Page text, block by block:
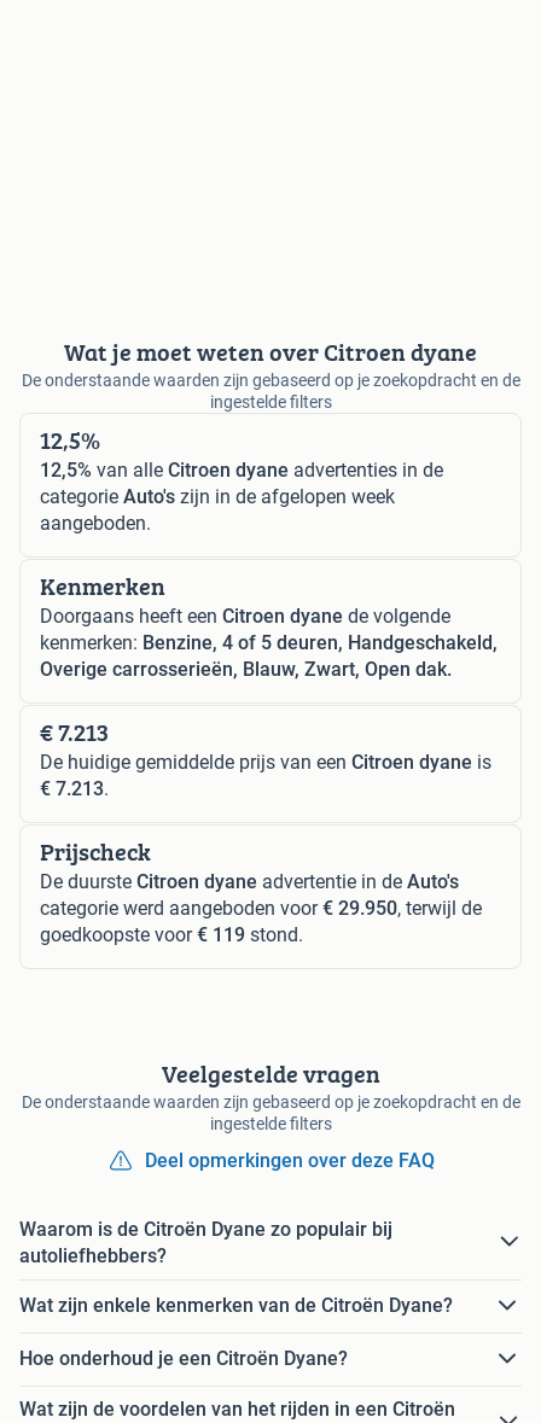
Wat je moet weten over Citroen dyane
De onderstaande waarden zijn gebaseerd op je zoekopdracht en de
ingestelde filters
12,5%
12,5% van alle Citroen dyane advertenties in de
categorie Auto's zijn in de afgelopen week
aangeboden.
Kenmerken
Doorgaans heeft een Citroen dyane de volgende
kenmerken: Benzine, 4 of 5 deuren, Handgeschakeld,
Overige carrosserieën, Blauw, Zwart, Open dak.
€ 7.213
De huidige gemiddelde prijs van een Citroen dyane is
€ 7.213.
Prijscheck
De duurste Citroen dyane advertentie in de Auto's
categorie werd aangeboden voor€ 29.950, terwijl de
goedkoopste voor€ 119 stond.
Veelgestelde vragen
De onderstaande waarden zijn gebaseerd op je zoekopdracht en de
ingestelde filters
Deel opmerkingen over deze FAQ
Waarom is de Citroën Dyane zo populair bij
autoliefhebbers?
Wat zijn enkele kenmerken van de Citroën Dyane?
Hoe onderhoud je een Citroën Dyane?
Wat zijn de voordelen van het rijden in een Citroën